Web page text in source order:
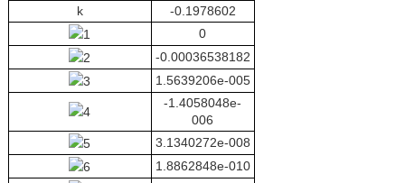
k
-0.1978602
1
0
2
-0.00036538182
3
1.5639206e-005
4
-1.4058048e-
006
5
3.1340272e-008
6
1.8862848е-010